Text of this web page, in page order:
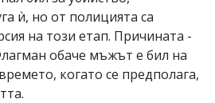
ѝ, но от полицията са
на този етап. Причината -
обаче мъжът е бил на
когато се предполага,